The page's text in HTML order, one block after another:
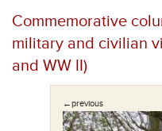
Commemorative
military and civilian
and WW II)
←previous